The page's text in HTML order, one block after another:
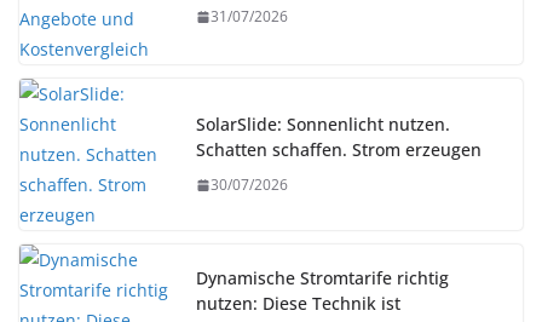
31/07/2026
SolarSlide: Sonnenlicht nutzen.
Schatten schaffen. Strom erzeugen
30/07/2026
Dynamische Stromtarife richtig
nutzen: Diese Technik ist